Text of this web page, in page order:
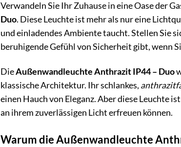
Verwandeln Sie Ihr Zuhause in eine Oase der
Duo. Diese Leuchte ist mehr als nur eine
und einladendes Ambiente taucht. Stellen Sie
beruhigende Gefühl von Sicherheit gibt, wenn
DieAußenwandleuchte Anthrazit IP44 – Duo
klassische Architektur. Ihr schlankes,
einen Hauch von Eleganz. Aber diese Leuchte
an ihrem zuverlässigen Licht erfreuen können.
Warum die Außenwandleuchte